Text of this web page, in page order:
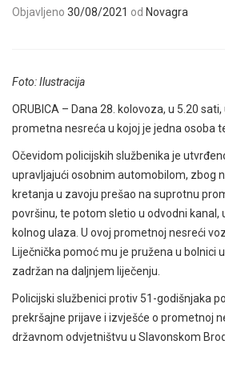
Objavljeno 30/08/2021 od Novagra
Foto: Ilustracija
ORUBICA – Dana 28. kolovoza, u 5.20
prometna nesreća u kojoj je jedna osoba
Očevidom policijskih službenika je
upravljajući osobnim automobilom, zbog
kretanja u zavoju prešao na suprotnu
površinu, te potom sletio u odvodni kanal,
kolnog ulaza. U ovoj prometnoj nesreći
Liječnička pomoć mu je pružena u bolnici
zadržan na daljnjem liječenju.
Policijski službenici protiv 51-godišnjaka
prekršajne prijave i izvješće o prometnoj
državnom odvjetništvu u Slavonskom